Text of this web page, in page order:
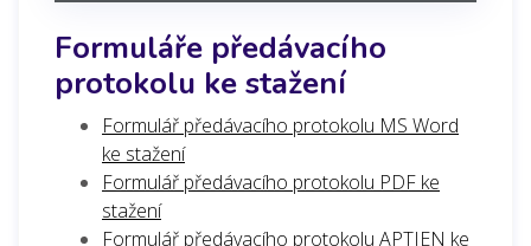
Formuláře předávacího
protokolu ke stažení
Formulář předávacího protokolu MS Word
ke stažení
Formulář předávacího protokolu PDF ke
stažení
Formulář předávacího protokolu APTIEN ke